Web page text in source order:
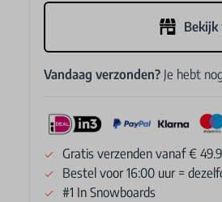
Bekijk
Vandaag verzonden? Je hebt
Gratis verzenden vanaf €
Bestel voor 16:00 uur =
#1 In Snowboards